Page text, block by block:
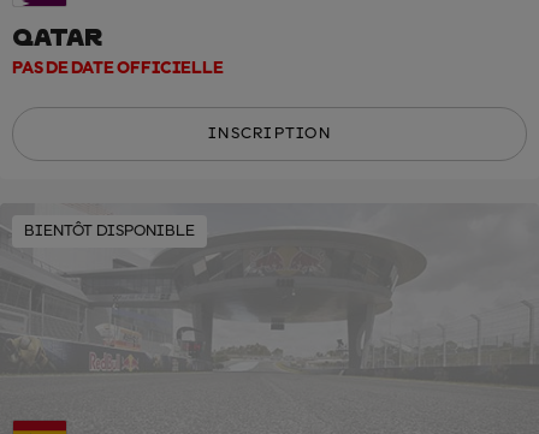
QATAR
PAS DE DATE OFFICIELLE
INSCRIPTION
BIENTÔT DISPONIBLE